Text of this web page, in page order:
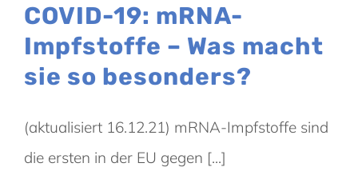
COVID-19: mRNA-
Impfstoffe – Was macht
sie so besonders?
(aktualisiert 16.12.21) mRNA-Impfstoffe sind
die ersten in der EU gegen [...]